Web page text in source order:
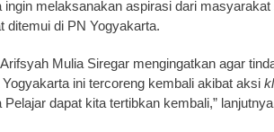
ingin melaksanakan aspirasi dari
ditemui di PN Yogyakarta.
Mulia Siregar mengingatkan agar
ini tercoreng kembali akibat aksi
Pelajar dapat kita tertibkan kembali,”